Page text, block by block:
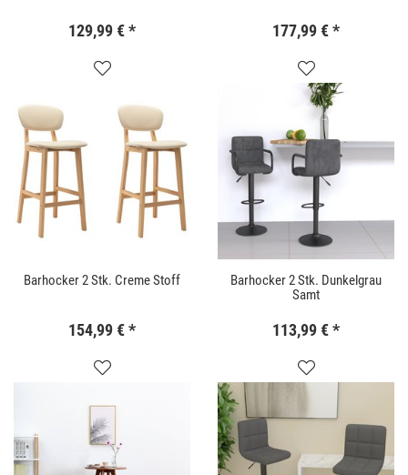
129,99 €* 177,99 €*
Barhocker 2 Stk. Creme Stoff
154,99 €*
Barhocker 2 Stk. Dunkelgrau
Samt
113,99 €*